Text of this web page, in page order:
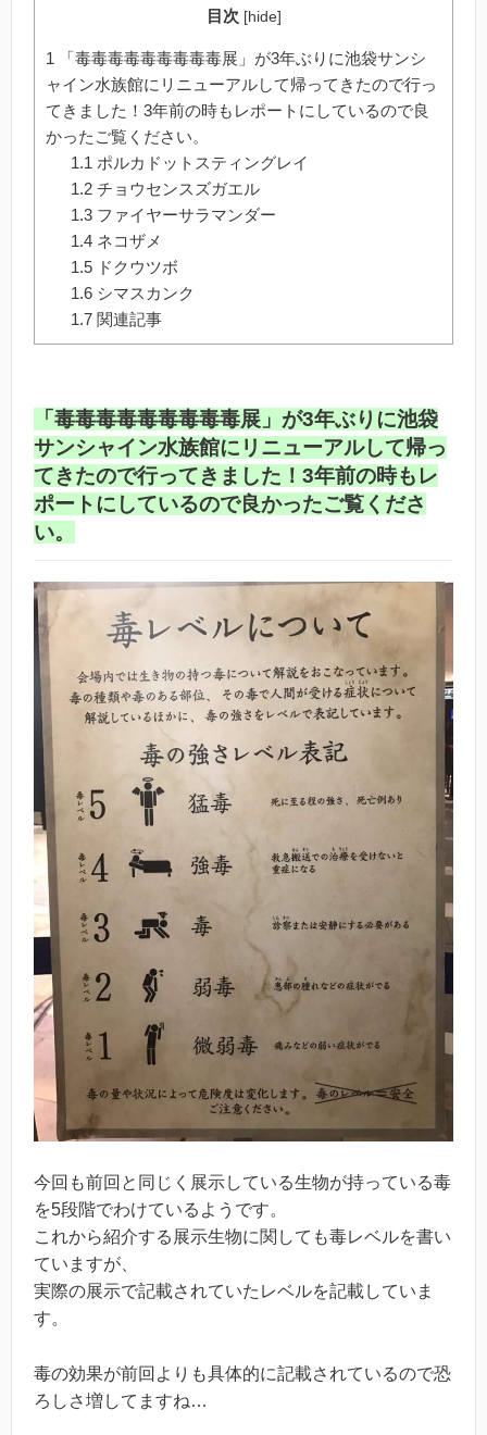
目次 [hide]
1 「毒毒毒毒毒毒毒毒毒展」が3年ぶりに池袋サンシ
ャイン水族館にリニューアルして帰ってきたので行っ
てきました！3年前の時もレポートにしているので良
かったご覧ください。
1.1 ポルカドットスティングレイ
1.2チョウセンスズガエル
1.3ファイヤーサラマンダー
1.4ネコザメ
1.5ドクウツボ
1.6シマスカンク
1.7関連記事
「毒毒毒毒毒毒毒毒毒展」が3年ぶりに池袋
サンシャイン水族館にリニューアルして帰っ
てきたので行ってきました！3年前の時もレ
ポートにしているので良かったご覧くださ
い。
今回も前回と同じく展示している生物が持っている毒
を5段階でわけているようです。
これから紹介する展示生物に関しても毒レベルを書い
ていますが、
実際の展示で記載されていたレベルを記載していま
す。
毒の効果が前回よりも具体的に記載されているので恐
ろしさ増してますね…